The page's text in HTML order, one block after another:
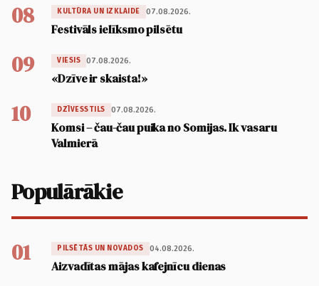
08 KULTŪRA UN IZKLAIDE 07.08.2026.
Festivāls ielīksmo pilsētu
09 VIESIS 07.08.2026.
«Dzīve ir skaista!»
10 DZĪVESSTILS 07.08.2026.
Komsi – čau-čau puika no Somijas. Ik vasaru
Valmierā
Populārākie
01 PILSĒTĀS UN NOVADOS 04.08.2026.
Aizvadītas mājas kafejnīcu dienas